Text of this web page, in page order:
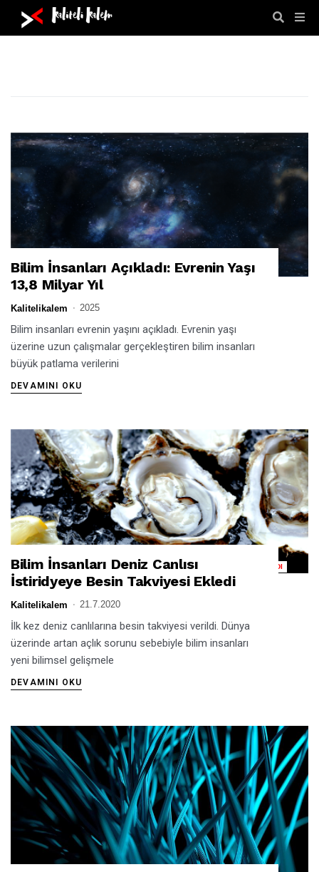
BILIM İNSANLARI AÇIKLADI: EVRENIN YAŞI 13,8 MILYAR YIL
Bilim İnsanları Açıkladı: Evrenin Yaşı
13,8 Milyar Yıl
Kalitelikalem 2025
Bilim insanları evrenin yaşını açıkladı. Evrenin yaşı
üzerine uzun çalışmalar gerçekleştiren bilim insanları
büyük patlama verilerini
DEVAMINI OKU
BILIM İNSANLARI DENIZ CANLISI İSTIRIDYEYE BESIN TAKVIYESI EKLEDI
Bilim İnsanları Deniz Canlısı
İstiridyeye Besin Takviyesi Ekledi
Kalitelikalem 21.7.2020
İlk kez deniz canlılarına besin takviyesi verildi. Dünya
üzerinde artan açlık sorunu sebebiyle bilim insanları
yeni bilimsel gelişmele
DEVAMINI OKU